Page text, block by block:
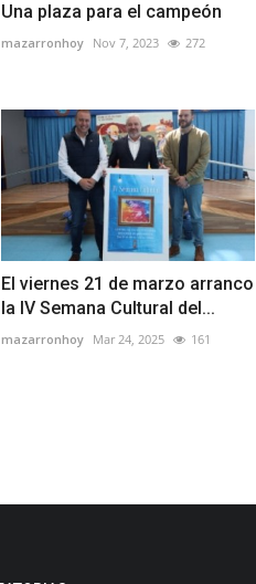
Una plaza para el campeón
mazarronhoy Nov 7, 2023 272
El viernes 21 de marzo arranco
la IV Semana Cultural del...
mazarronhoy Mar 24, 2025 161